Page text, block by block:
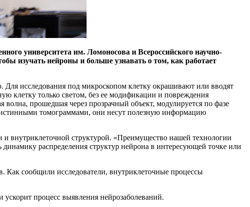
университета им. Ломоносова и Всероссийского научно-
изучать нейроны и больше узнавать о том, как работает
Для исследования под микроскопом клетку окрашивают или вводят
клетку только светом, без ее модификации и повреждения
прошедшая через прозрачный объект, модулируется по фазе
истинными томограммами, они несут полезную информацию
внутриклеточной структурой. «Преимущество нашей технологии
распределения структур нейрона в интересующей точке или
сообщили исследователи, внутриклеточные процессы
процесс выявления нейрозаболеваний.